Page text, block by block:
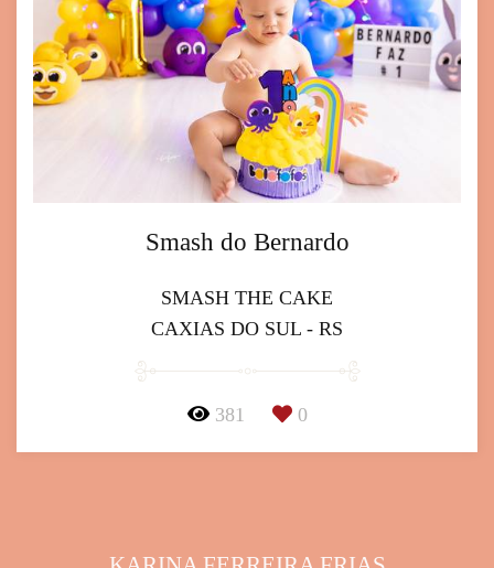
Smash do Bernardo
SMASH THE CAKE
CAXIAS DO SUL - RS
381 0